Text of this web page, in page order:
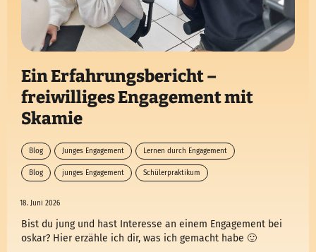
Ein Erfahrungsbericht –
freiwilliges Engagement mit
Skamie
Blog Junges Engagement Lernen durch Engagement
Blog junges Engagement Schülerpraktikum
18. Juni 2026
Bist du jung und hast Interesse an einem Engagement bei
oskar? Hier erzähle ich dir, was ich gemacht habe 🙂